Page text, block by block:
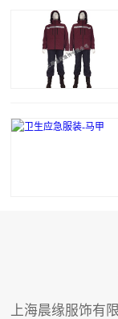
上海晨缘服饰有